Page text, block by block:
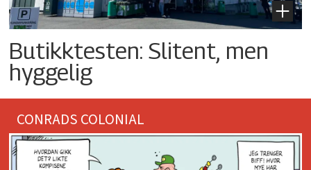
Butikktesten: Slitent, men
hyggelig
CONRADS COLONIAL